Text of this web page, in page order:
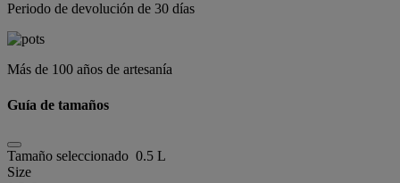
Periodo de devolución de 30 días
Más de 100 años de artesanía
Guía de tamaños
Tamaño seleccionado 0.5 L
Size